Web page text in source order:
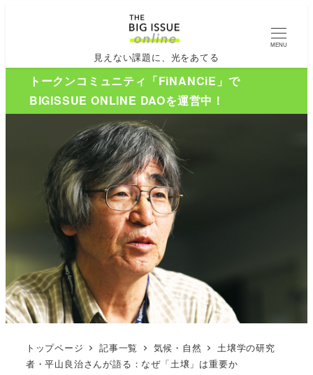
見えない課題に、光をあてる
MENU
トークンコミュニティ「FiNANCiE」で
BIGISSUE ONLINE DAOを運営中！
トップページ 記事一覧 気候・自然
土壌学の研究
者・平山良治さんが語る：なぜ「土壌」は重要か